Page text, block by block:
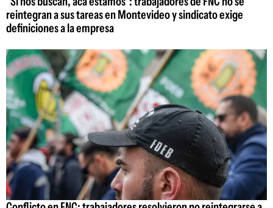
reintegran a sus tareas en Montevideo y sindicato exige
definiciones a la empresa